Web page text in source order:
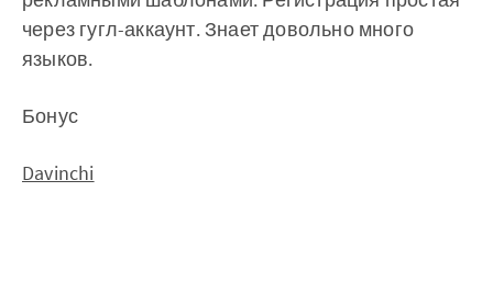
через гугл-аккаунт. Знает довольно много
языков.
Бонус
Davinchi